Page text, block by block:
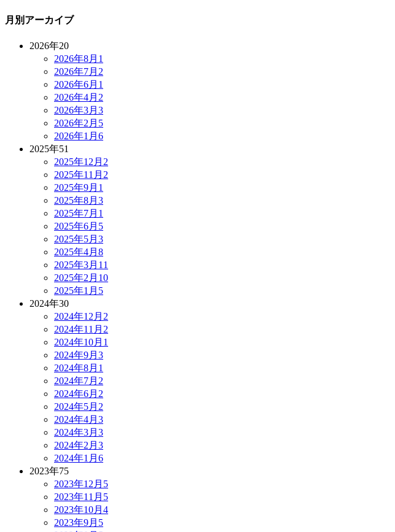
月別アーカイブ
2026年20
2026年8月 1
2026年7月 2
2026年6月 1
2026年4月 2
2026年3月 3
2026年2月 5
2026年1月 6
2025年51
2025年12月 2
2025年11月 2
2025年9月 1
2025年8月 3
2025年7月 1
2025年6月 5
2025年5月 3
2025年4月 8
2025年3月 11
2025年2月 10
2025年1月 5
2024年30
2024年12月 2
2024年11月 2
2024年10月 1
2024年9月 3
2024年8月 1
2024年7月 2
2024年6月 2
2024年5月 2
2024年4月 3
2024年3月 3
2024年2月 3
2024年1月 6
2023年75
2023年12月 5
2023年11月 5
2023年10月 4
2023年9月 5